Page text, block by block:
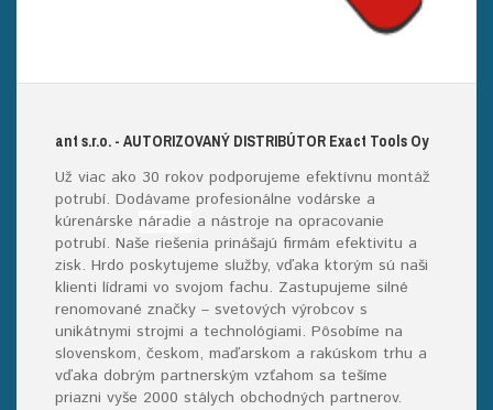
ant s.r.o. - AUTORIZOVANÝ DISTRIBÚTOR Exact Tools Oy
Už viac ako 30 rokov podporujeme efektívnu montáž
potrubí. Dodávame profesionálne vodárske a
kúrenárske náradie a nástroje na opracovanie
potrubí. Naše riešenia prinášajú firmám efektivitu a
zisk. Hrdo poskytujeme služby, vďaka ktorým sú naši
klienti lídrami vo svojom fachu. Zastupujeme silné
renomované značky – svetových výrobcov s
unikátnymi strojmi a technológiami. Pôsobíme na
slovenskom, českom, maďarskom a rakúskom trhu a
vďaka dobrým partnerským vzťahom sa tešíme
priazni vyše 2000 stálych obchodných partnerov.